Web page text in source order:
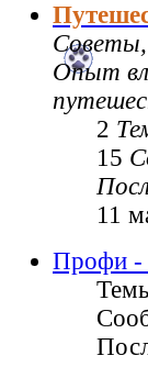
Советы,
Опыт
2
15
11
Профи -